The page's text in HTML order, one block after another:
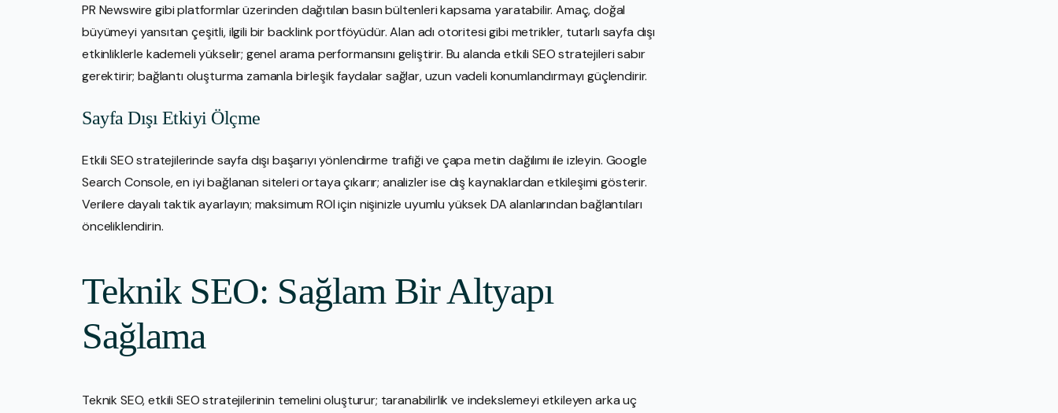
PR Newswire gibi platformlar üzerinden dağıtılan basın bültenleri kapsama yaratabilir. Amaç, doğal
büyümeyi yansıtan çeşitli, ilgili bir backlink portföyüdür. Alan adı otoritesi gibi metrikler, tutarlı sayfa dışı
etkinliklerle kademeli yükselir; genel arama performansını geliştirir. Bu alanda etkili SEO stratejileri sabır
gerektirir; bağlantı oluşturma zamanla birleşik faydalar sağlar, uzun vadeli konumlandırmayı güçlendirir.
Sayfa Dışı Etkiyi Ölçme
Etkili SEO stratejilerinde sayfa dışı başarıyı yönlendirme trafiği ve çapa metin dağılımı ile izleyin. Google
Search Console, en iyi bağlanan siteleri ortaya çıkarır; analizler ise dış kaynaklardan etkileşimi gösterir.
Verilere dayalı taktik ayarlayın; maksimum ROI için nişinizle uyumlu yüksek DA alanlarından bağlantıları
önceliklendirin.
Teknik SEO: Sağlam Bir Altyapı
Sağlama
Teknik SEO, etkili SEO stratejilerinin temelini oluşturur; taranabilirlik ve indekslemeyi etkileyen arka uç